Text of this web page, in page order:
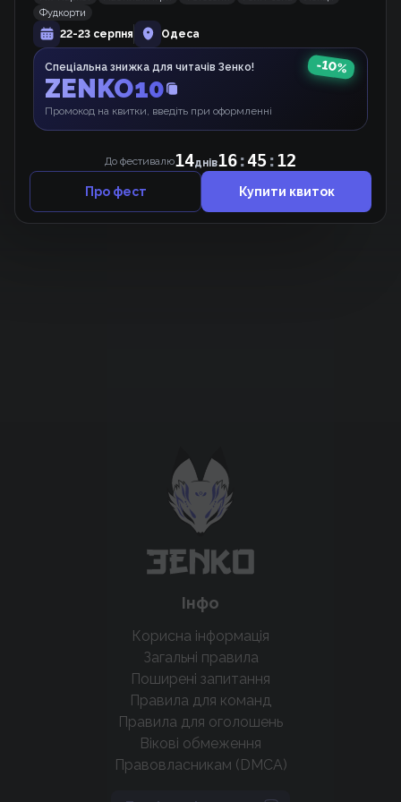
Манхва
крутих нововведень
Підтримати проєкт
Інфо
Корисна інформація
Загальні правила
Поширені запитання
Правила для команд
Правила для оголошень
Вікові обмеження
Правовласникам (DMCA)
Фудкорти
22-23 серпня
Одеса
Спеціальна знижка для читачів Зенко!
ZENKO10
Промокод на квитки, введіть при оформленні
-10%
До фестивалю14днів16:45:12
Про фест Купити квиток